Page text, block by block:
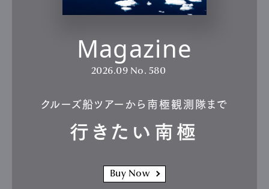
Magazine
2026.09 No. 580
クルーズ船ツアーから南極観測隊まで
行きたい南極
Buy Now